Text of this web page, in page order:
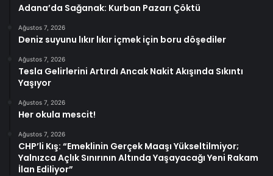
Adana’da Sağanak: Kurban Pazarı Çöktü
Ağustos 7, 2026
Deniz suyunu lıkır lıkır içmek için boru döşediler
Ağustos 7, 2026
Tesla Gelirlerini Artırdı Ancak Nakit Akışında Sıkıntı
Yaşıyor
Ağustos 7, 2026
Her okula mescit!
Ağustos 7, 2026
CHP’li Kış: “Emeklinin Gerçek Maaşı Yükseltilmiyor;
Yalnızca Açlık Sınırının Altında Yaşayacağı Yeni Rakam
İlan Ediliyor”